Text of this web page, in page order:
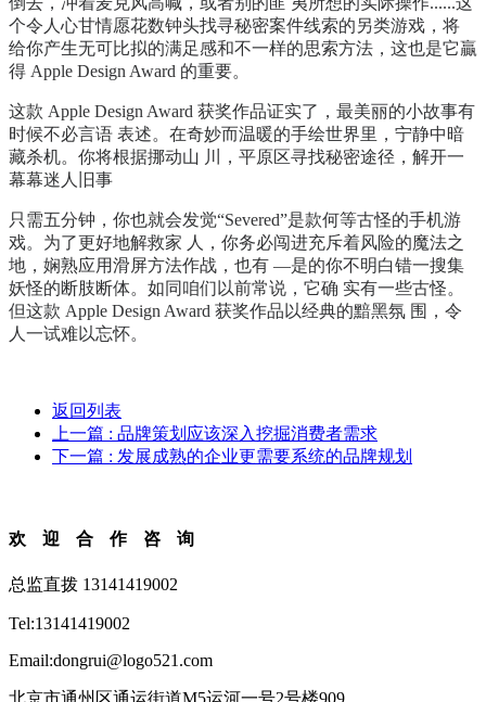
个令人心甘情愿花数钟头找寻秘密案件线索的另类游戏，将
给你产生无可比拟的满足感和不一样的思索方法，这也是它贏
得 Apple Design Award 的重要。
这款 Apple Design Award 获奖作品证实了，最美丽的小故事有
时候不必言语 表述。在奇妙而温暖的手绘世界里，宁静中暗
藏杀机。你将根据挪动山 川，平原区寻找秘密途径，解开一
幕幕迷人旧事
只需五分钟，你也就会发觉“Severed”是款何等古怪的手机游
戏。为了更好地解救家 人，你务必闯进充斥着风险的魔法之
地，娴熟应用滑屏方法作战，也有 —是的你不明白错一搜集
妖怪的断肢断体。如同咱们以前常说，它确 实有一些古怪。
但这款 Apple Design Award 获奖作品以经典的黯黑氛 围，令
人一试难以忘怀。
返回列表
上一篇 : 品牌策划应该深入挖掘消费者需求
下一篇 : 发展成熟的企业更需要系统的品牌规划
欢迎合作咨询
总监直拨 13141419002
Tel:13141419002
Email:dongrui@logo521.com